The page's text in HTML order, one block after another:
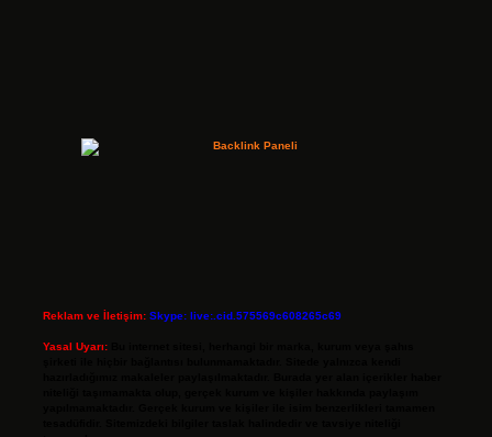
Reklam ve İletişim: Skype: live:.cid.575569c608265c69
Yasal Uyarı: